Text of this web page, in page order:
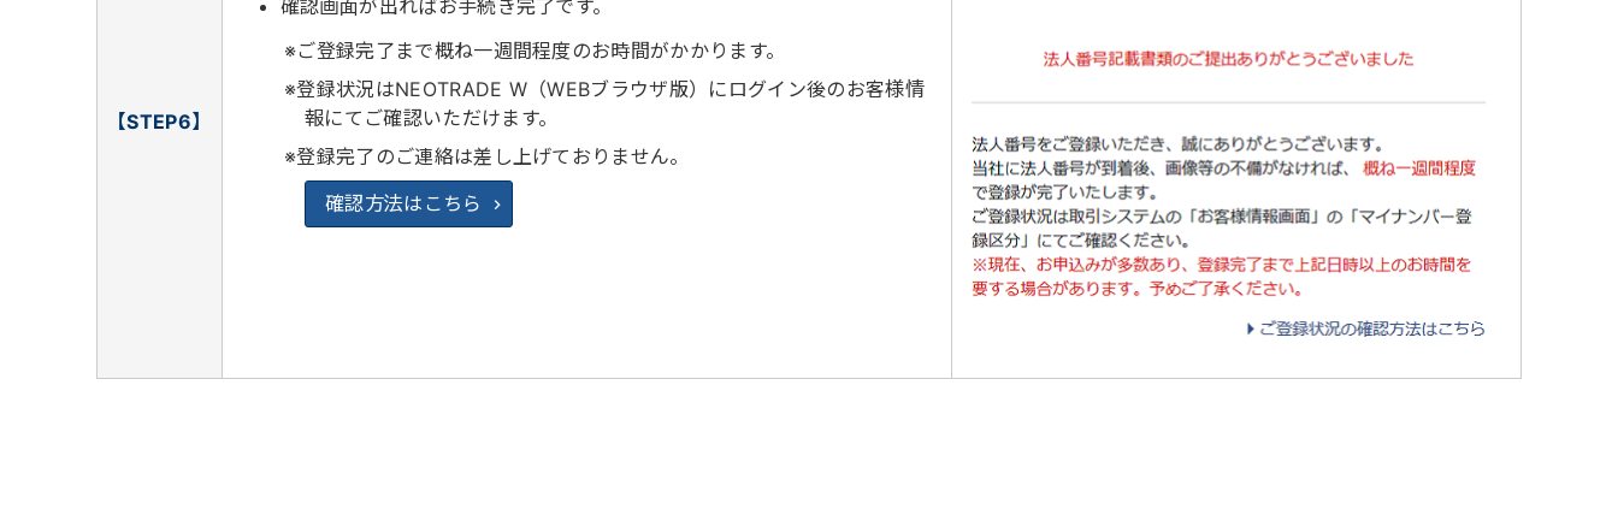
【STEP6】
確認画面が出ればお手続き完了です。
ご登録完了まで概ね一週間程度のお時間がかかります。
登録状況はNEOTRADE W（WEBブラウザ版）にログイン後のお客様情
報にてご確認いただけます。
登録完了のご連絡は差し上げておりません。
確認方法はこちら